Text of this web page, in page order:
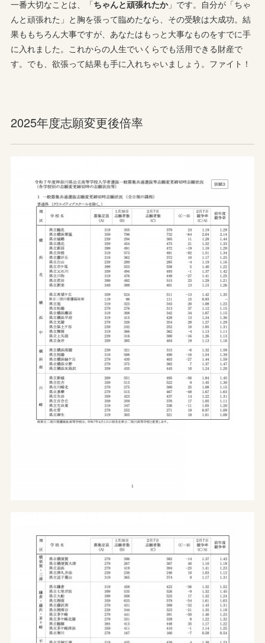
一番大切なことは、「ちゃんと頑張れたか」です。自分が「ちゃ
んと頑張れた」と胸を張って臨めたなら、その受験は大成功。結
果ももちろん大事ですが、あなたはもっと大事なものをすでに手
に入れました。これからの人生でいくらでも活用できる財産で
す。でも、欲張って結果も手に入れちゃいましょう。ファイト！
2025年度志願変更後倍率